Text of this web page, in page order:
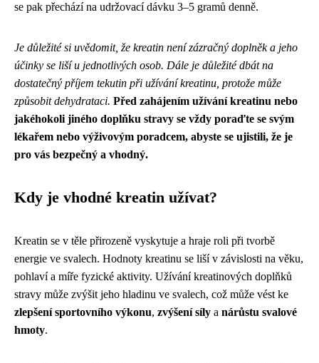
se pak přechází na udržovací dávku 3–5 gramů denně.
Je důležité si uvědomit, že kreatin není zázračný doplněk a jeho
účinky se liší u jednotlivých osob. Dále je důležité dbát na
dostatečný příjem tekutin při užívání kreatinu, protože může
způsobit dehydrataci. Před zahájením užívání kreatinu nebo
jakéhokoli jiného doplňku stravy se vždy poraďte se svým
lékařem nebo výživovým poradcem, abyste se ujistili, že je
pro vás bezpečný a vhodný.
Kdy je vhodné kreatin užívat?
Kreatin se v těle přirozeně vyskytuje a hraje roli při tvorbě
energie ve svalech. Hodnoty kreatinu se liší v závislosti na věku,
pohlaví a míře fyzické aktivity. Užívání kreatinových doplňků
stravy může zvýšit jeho hladinu ve svalech, což může vést ke
zlepšení sportovního výkonu, zvýšení síly a nárůstu svalové
hmoty.